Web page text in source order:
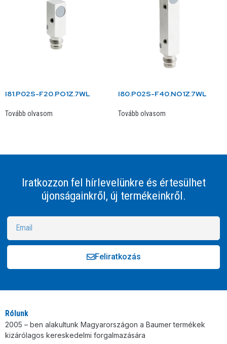
I81.P02S-F20.PO1Z.7WL
Tovább olvasom
I80.P02S-F40.NO1Z.7WL
Tovább olvasom
Iratkozzon fel hírlevelünkre és értesülhet
újonságainkről, új termékeinkről.
Feliratkozás
Rólunk
2005 – ben alakultunk Magyarországon a Baumer termékek
kizárólagos kereskedelmi forgalmazására